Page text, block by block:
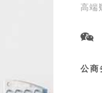
高端
公商